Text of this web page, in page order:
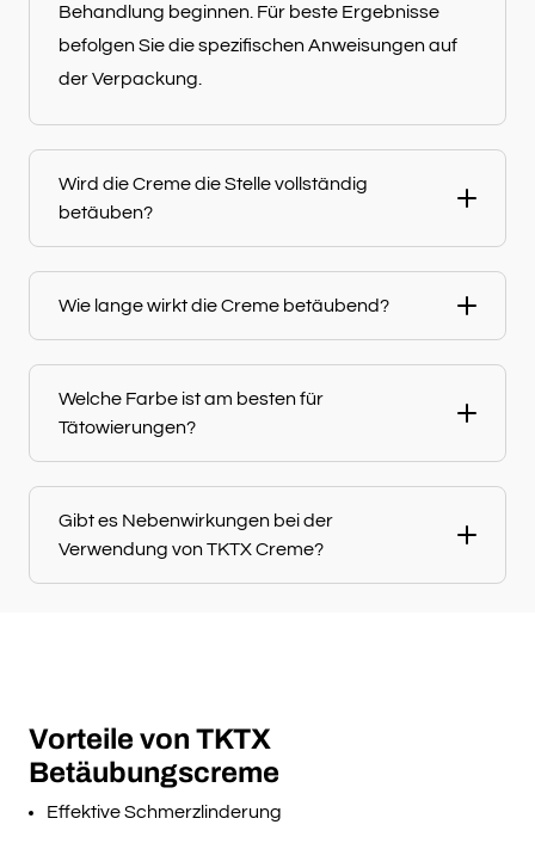
Behandlung beginnen. Für beste Ergebnisse
befolgen Sie die spezifischen Anweisungen auf
der Verpackung.
Wird die Creme die Stelle vollständig
betäuben?
Wie lange wirkt die Creme betäubend?
Welche Farbe ist am besten für
Tätowierungen?
Gibt es Nebenwirkungen bei der
Verwendung von TKTX Creme?
Vorteile von TKTX
Betäubungscreme
Effektive Schmerzlinderung